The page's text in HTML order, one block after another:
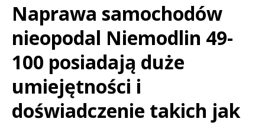
Naprawa samochodów
nieopodal Niemodlin 49-
100 posiadają duże
umiejętności i
doświadczenie takich jak